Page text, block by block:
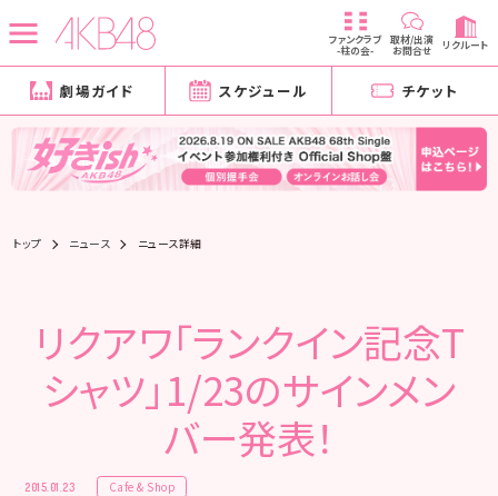
ファンクラブ
-柱の会-
取材/出演
お問合せ リクルート
劇場ガイド スケジュール チケット
トップ ニュース ニュース詳細
リクアワ「ランクイン記念T
シャツ」1/23のサインメン
バー発表！
2015.01.23 Cafe & Shop